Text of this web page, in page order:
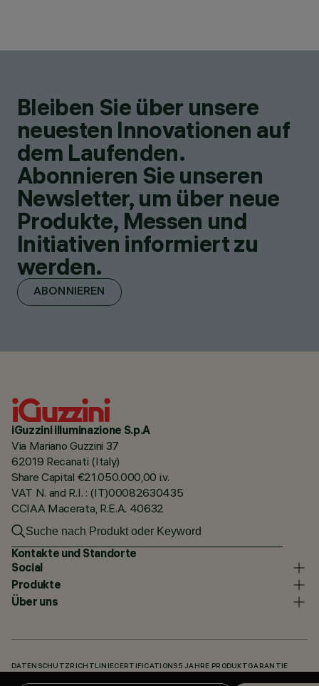
Bleiben Sie über unsere
neuesten Innovationen auf
dem Laufenden.
Abonnieren Sie unseren
Newsletter, um über neue
Produkte, Messen und
Initiativen informiert zu
werden.
ABONNIEREN
iGuzzini illuminazione S.p.A
Via Mariano Guzzini 37
62019 Recanati (Italy)
Share Capital €21.050.000,00 i.v.
VAT N. and R.I. : (IT)00082630435
CCIAA Macerata, R.E.A. 40632
Kontakte und Standorte
Social
Produkte
Über uns
DATENSCHUTZRICHTLINIECERTIFICATIONS 5 JAHRE PRODUKTGARANTIE